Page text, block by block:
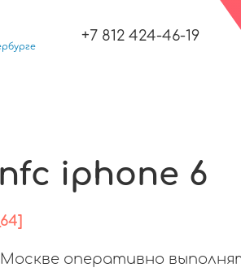
+7 812 424-46-19
iphone 6
оперативно